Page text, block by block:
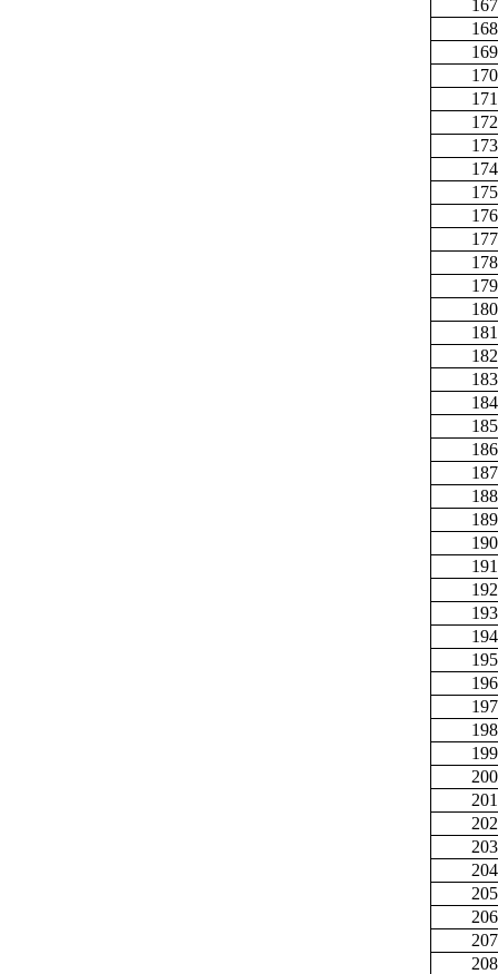
167
168
169
170
171
172
173
174
175
176
177
178
179
180
181
182
183
184
185
186
187
188
189
190
191
192
193
194
195
196
197
198
199
200
201
202
203
204
205
206
207
208